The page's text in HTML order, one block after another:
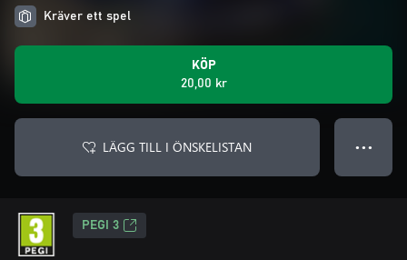
Kräver ett spel
KÖP
20,00 kr
LÄGG TILL I ÖNSKELISTAN ● ● ●
PEGI 3